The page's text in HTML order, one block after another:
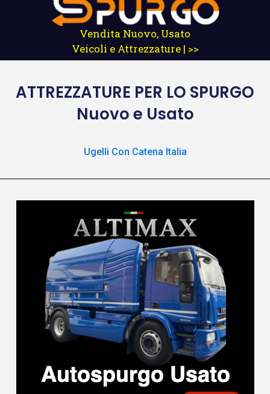
Vendita Nuovo, Usato
Veicoli e Attrezzature | >>
ATTREZZATURE PER LO SPURGO
Nuovo e Usato
Ugelli Con Catena Italia